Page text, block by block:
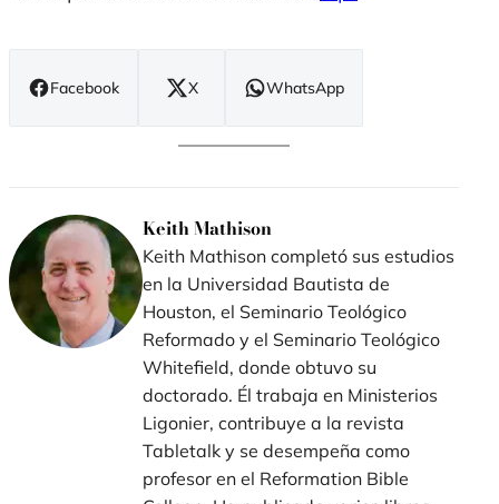
Facebook
(se
X
(se
en
WhatsApp
(se
Keith Mathison
Keith Mathison completó sus estudios
en la Universidad Bautista de
Houston, el Seminario Teológico
Reformado y el Seminario Teológico
Whitefield, donde obtuvo su
doctorado. Él trabaja en Ministerios
Ligonier, contribuye a la revista
Tabletalk y se desempeña como
profesor en el Reformation Bible